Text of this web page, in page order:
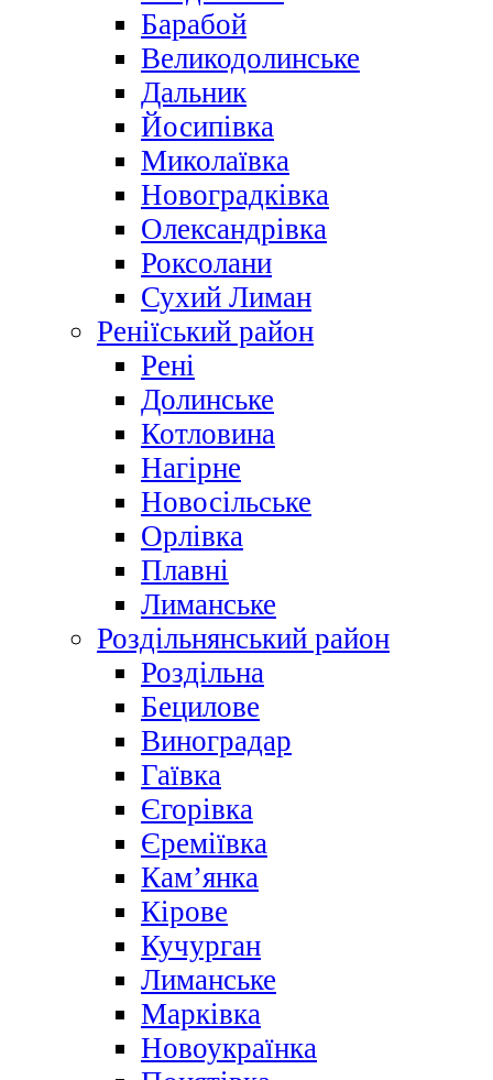
Барабой
Великодолинське
Дальник
Йосипівка
Миколаївка
Новоградківка
Олександрівка
Роксолани
Сухий Лиман
Реніїський район
Рені
Долинське
Котловина
Нагірне
Новосільське
Орлівка
Плавні
Лиманське
Роздільнянський район
Роздільна
Бецилове
Виноградар
Гаївка
Єгорівка
Єреміївка
Кам’янка
Кірове
Кучурган
Лиманське
Марківка
Новоукраїнка